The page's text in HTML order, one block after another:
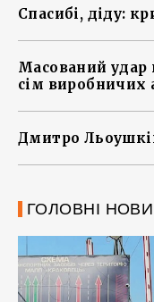
Спасибі, діду:
Масований
сім виробничих
Дмитро
ГОЛОВНІ